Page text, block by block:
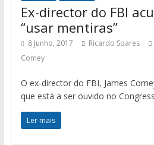
Ex-director do FBI
“usar mentiras”
8 Junho, 2017 Ricardo Soares
Comey
O ex-director do FBI, James
que está a ser ouvido no
Ler mais